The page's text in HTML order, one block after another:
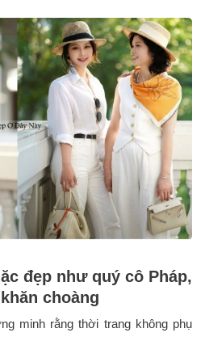
đẹp như quý cô Pháp,
choàng
minh rằng thời trang không phụ